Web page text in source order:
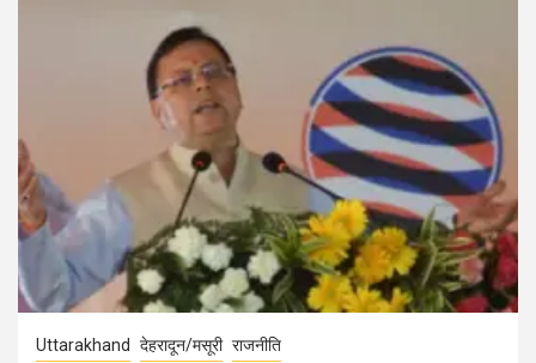
Uttarakhand देहरादून/मसूरी राजनीति